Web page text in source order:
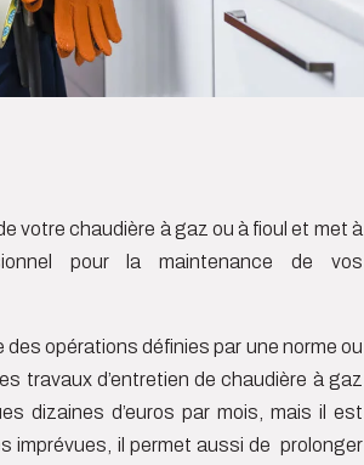
votre chaudière à gaz ou à fioul et met à
pour la maintenance de vos
des opérations définies par une norme ou
travaux d’entretien de chaudière à gaz
dizaines d’euros par mois, mais il est
imprévues, il permet aussi de prolonger